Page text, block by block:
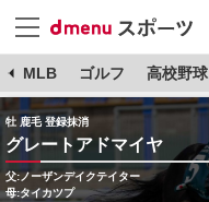
MLB ゴルフ 高校野球
牡 鹿毛 登録抹消
グレートアドマイヤ
父:ノーザンデイクテイター
母:タイカツプ